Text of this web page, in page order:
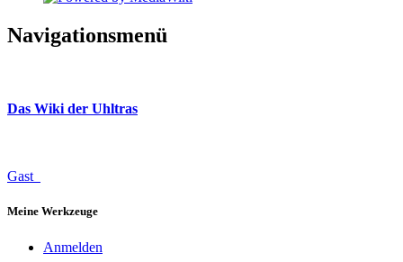
Navigationsmenü
Das Wiki der Uhltras
Gast
Meine Werkzeuge
Anmelden